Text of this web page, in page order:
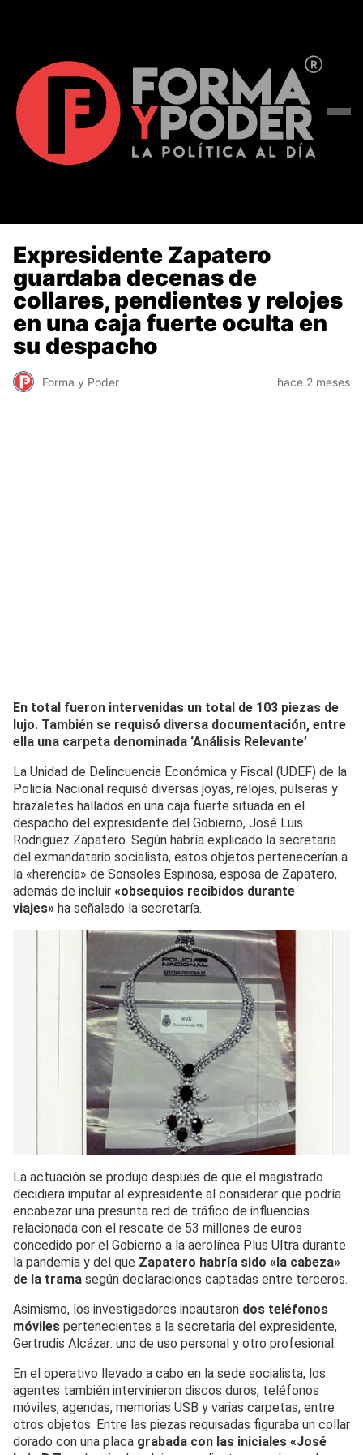
Expresidente Zapatero
guardaba decenas de
collares, pendientes y relojes
en una caja fuerte oculta en
su despacho
Forma y Poder hace 2 meses
En total fueron intervenidas un total de 103 piezas de
lujo. También se requisó diversa documentación, entre
ella una carpeta denominada ‘Análisis Relevante’
La Unidad de Delincuencia Económica y Fiscal (UDEF) de la
Policía Nacional requisó diversas joyas, relojes, pulseras y
brazaletes hallados en una caja fuerte situada en el
despacho del expresidente del Gobierno, José Luis
Rodriguez Zapatero. Según habría explicado la secretaria
del exmandatario socialista, estos objetos pertenecerían a
la «herencia» de Sonsoles Espinosa, esposa de Zapatero,
además de incluir «obsequios recibidos durante
viajes» ha señalado la secretaría.
La actuación se produjo después de que el magistrado
decidiera imputar al expresidente al considerar que podría
encabezar una presunta red de tráfico de influencias
relacionada con el rescate de 53 millones de euros
concedido por el Gobierno a la aerolínea Plus Ultra durante
la pandemia y del que Zapatero habría sido «la cabeza»
de la trama según declaraciones captadas entre terceros.
Asimismo, los investigadores incautaron dos teléfonos
móviles pertenecientes a la secretaria del expresidente,
Gertrudis Alcázar: uno de uso personal y otro profesional.
En el operativo llevado a cabo en la sede socialista, los
agentes también intervinieron discos duros, teléfonos
móviles, agendas, memorias USB y varias carpetas, entre
otros objetos. Entre las piezas requisadas figuraba un collar
dorado con una placa grabada con las iniciales «José